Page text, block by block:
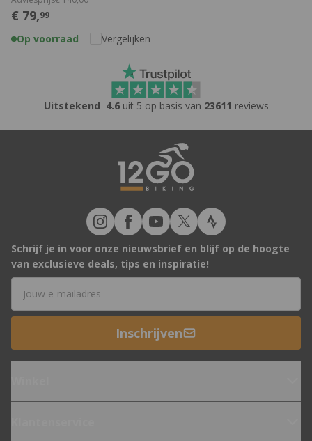
€ 79,99
Op voorraad Vergelijken
Uitstekend 4.6uit 5 op basis van 23611 reviews
Schrijf je in voor onze nieuwsbrief en blijf op de hoogte
van exclusieve deals, tips en inspiratie!
E-mailadres
Inschrijven